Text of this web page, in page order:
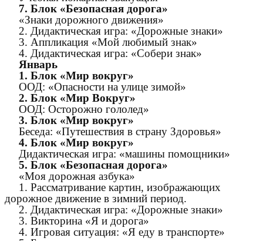
7. Блок «Безопасная дорога»
«Знаки дорожного движения»
2. Дидактическая игра: «Дорожные знаки»
3. Аппликация «Мой любимый знак»
4. Дидактическая игра: «Собери знак»
Январь
1. Блок «Мир вокруг»
ООД: «Опасности на улице зимой»
2. Блок «Мир Вокруг»
ООД: Осторожно гололед»
3. Блок «Мир вокруг»
Беседа: «Путешествия в страну Здоровья»
4. Блок «Мир вокруг»
Дидактическая игра: «машины помощники»
5. Блок «Безопасная дорога»
«Моя дорожная азбука»
1. Рассматривание картин, изображающих
дорожное движение в зимний период.
2. Дидактическая игра: «Дорожные знаки»
3. Викторина «Я и дорога»
4. Игровая ситуация: «Я еду в транспорте»